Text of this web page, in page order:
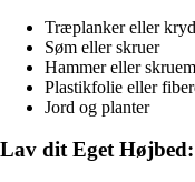
Træplanker eller
Søm eller skruer
Hammer eller
Plastikfolie eller
Jord og planter
Lav dit Eget